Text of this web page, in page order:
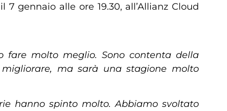
7 gennaio alle ore 19.30, all’Allianz Cloud
fare molto meglio. Sono contenta della
ma sarà una stagione molto
hanno spinto molto. Abbiamo svoltato